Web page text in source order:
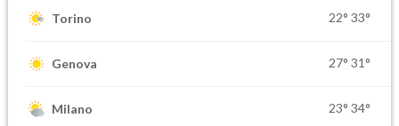
Torino 22° 33°
Genova 27° 31°
Milano 23° 34°